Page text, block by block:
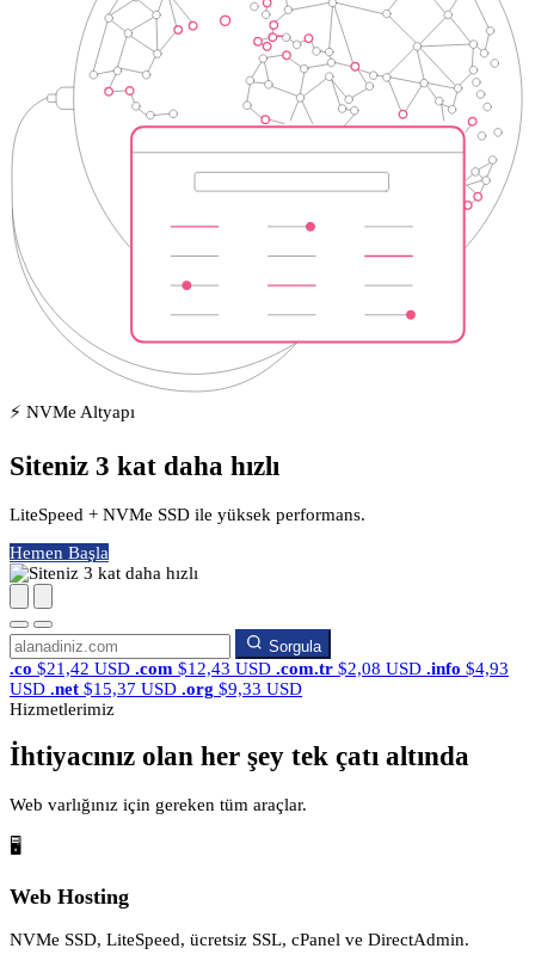
⚡ NVMe Altyapı
Siteniz 3 kat daha hızlı
LiteSpeed + NVMe SSD ile yüksek performans.
Hemen Başla
Sorgula
.co $21,42 USD .com $12,43 USD .com.tr $2,08 USD .info $4,93
USD .net $15,37 USD .org $9,33 USD
Hizmetlerimiz
İhtiyacınız olan her şey tek çatı altında
Web varlığınız için gereken tüm araçlar.
🖥️
Web Hosting
NVMe SSD, LiteSpeed, ücretsiz SSL, cPanel ve DirectAdmin.